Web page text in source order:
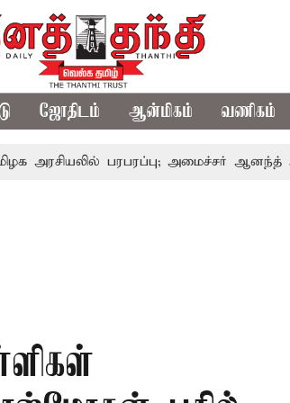
ஜோதிடம் ஆன்மிகம் வணிகம்
பரபரப்பு; அமைச்சர் ஆனந்த் உடன்